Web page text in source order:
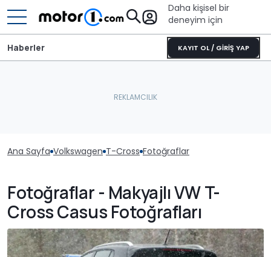
Daha kişisel bir
deneyim için
KAYIT OL / GİRİŞ YAP
Haberler
Ana Sayfa Volkswagen T-Cross Fotoğraflar
Fotoğraflar - Makyajlı VW T-
Cross Casus Fotoğrafları